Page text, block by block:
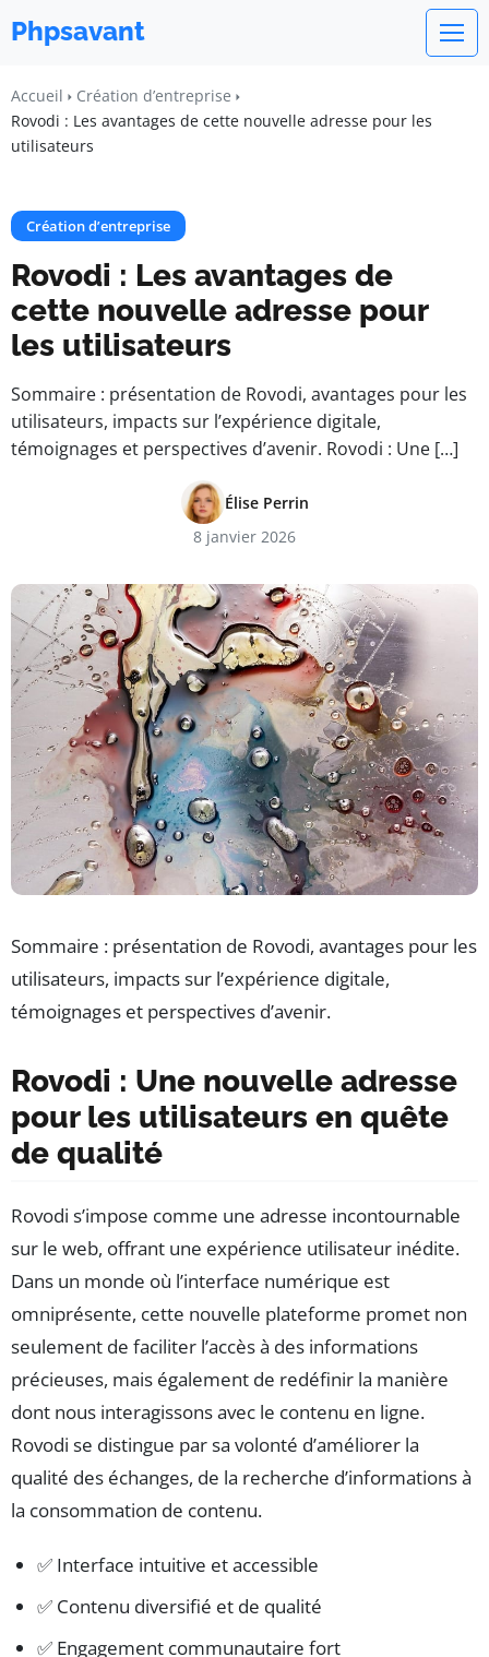
Phpsavant
Accueil
Création d’entreprise
Rovodi : Les avantages de cette nouvelle adresse pour les
utilisateurs
Création d’entreprise
Rovodi : Les avantages de
cette nouvelle adresse pour
les utilisateurs
Sommaire : présentation de Rovodi, avantages pour les
utilisateurs, impacts sur l’expérience digitale,
témoignages et perspectives d’avenir. Rovodi : Une […]
Élise Perrin
8 janvier 2026
Sommaire : présentation de Rovodi, avantages pour les
utilisateurs, impacts sur l’expérience digitale,
témoignages et perspectives d’avenir.
Rovodi : Une nouvelle adresse
pour les utilisateurs en quête
de qualité
Rovodi s’impose comme une adresse incontournable
sur le web, offrant une expérience utilisateur inédite.
Dans un monde où l’interface numérique est
omniprésente, cette nouvelle plateforme promet non
seulement de faciliter l’accès à des informations
précieuses, mais également de redéfinir la manière
dont nous interagissons avec le contenu en ligne.
Rovodi se distingue par sa volonté d’améliorer la
qualité des échanges, de la recherche d’informations à
la consommation de contenu.
✅ Interface intuitive et accessible
✅ Contenu diversifié et de qualité
✅ Engagement communautaire fort